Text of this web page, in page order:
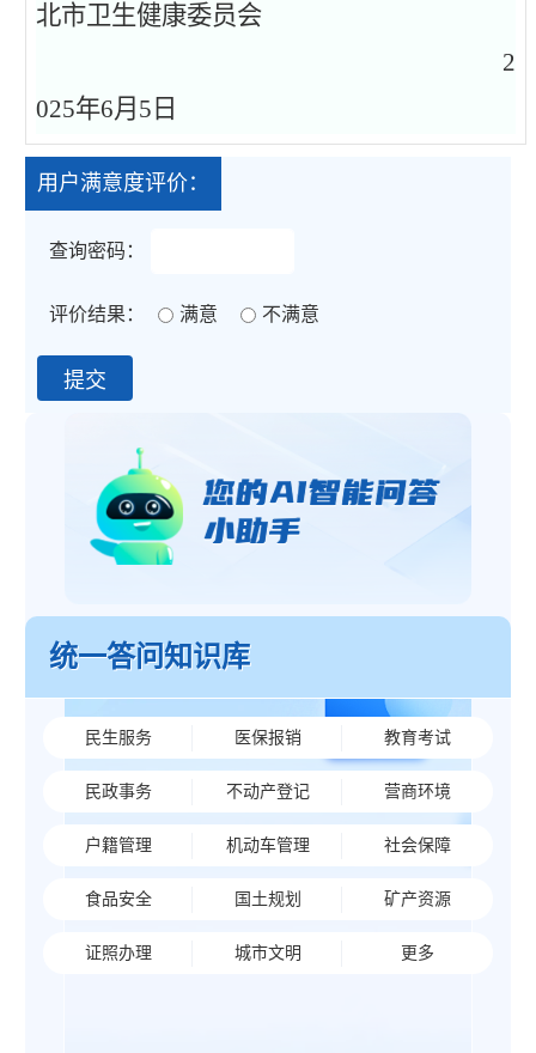
北市卫生健康委员会
2
025年6月 5 日
用户满意度评价：
查询密码：
评价结果： 满意 不满意
统一答问知识库
民生服务 医保报销 教育考试
民政事务 不动产登记 营商环境
户籍管理 机动车管理 社会保障
食品安全 国土规划 矿产资源
证照办理 城市文明 更多